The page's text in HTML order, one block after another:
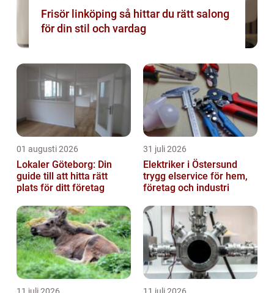
Frisör linköping så hittar du rätt salong
för din stil och vardag
01 augusti 2026
Lokaler Göteborg: Din
guide till att hitta rätt
plats för ditt företag
31 juli 2026
Elektriker i Östersund
trygg elservice för hem,
företag och industri